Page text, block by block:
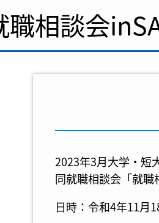
職相談会
2023年3月大学・短
同就職相談会 「就
日時：令和4年11月